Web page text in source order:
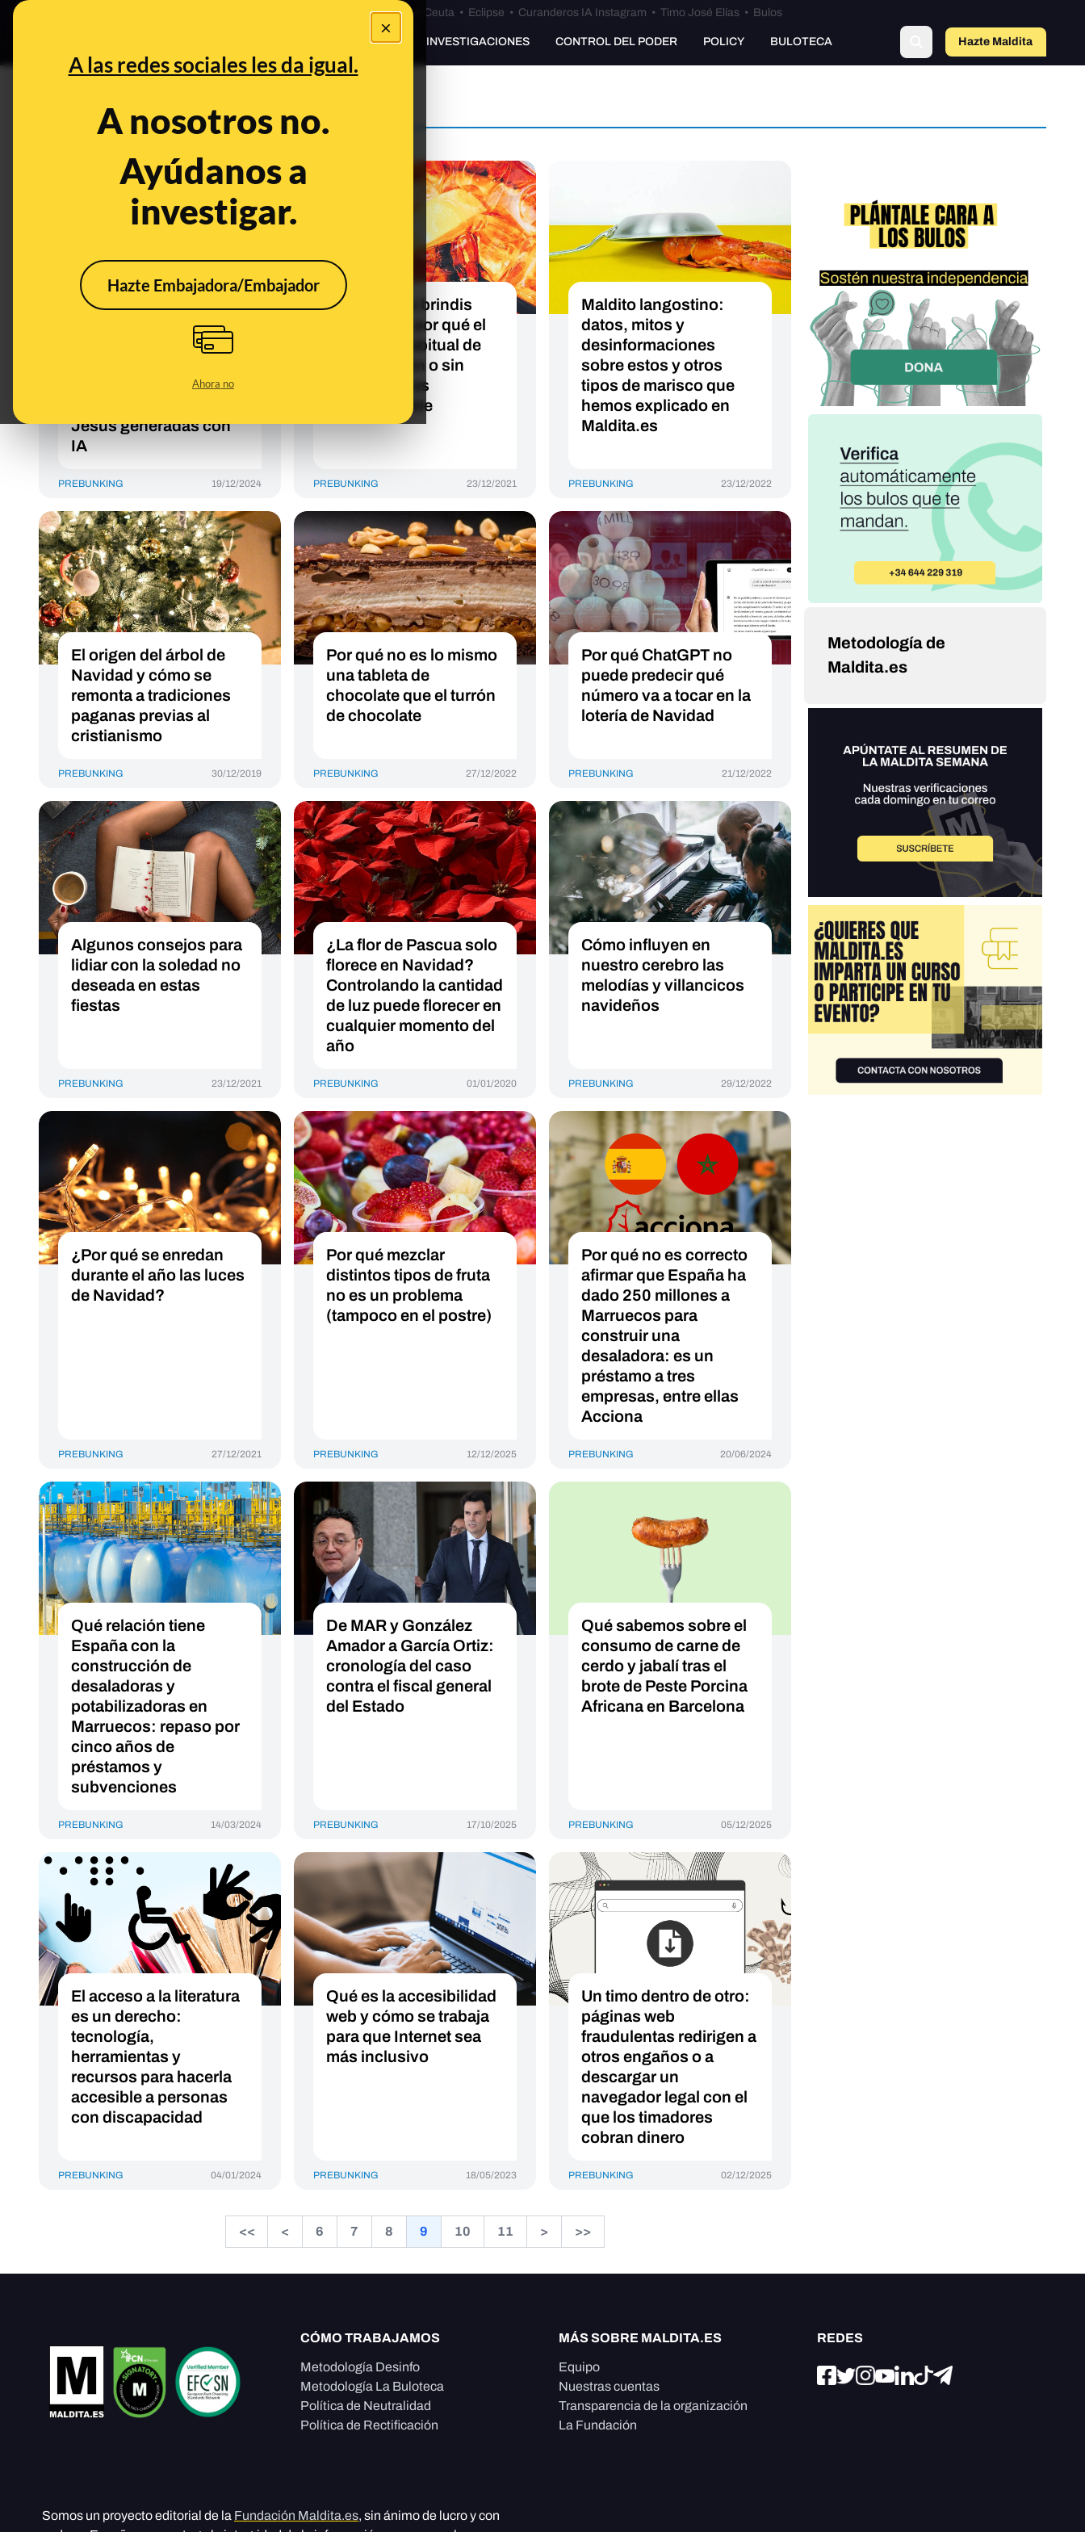
×
A las redes sociales les da igual.
A nosotros no.
Ayúdanos a
investigar.
Hazte Embajadora/Embajador
Ahora no
Especial Ceuta•Bulos Ceuta • Eclipse • Curanderos IA Instagram • Timo José Elías • Bulos
PREBUNKING INVESTIGACIONES CONTROL DEL PODER POLICY BULOTECA Hazte Maldito
a
Prebunking
¿Un Jesucristo hecho
de gambas, abejas o
tortilla francesa? Por
Jesús generadas con
IA
PREBUNKING 19/12/2024
Antes de los brindis
navideños: por qué el
consumo habitual de
cócteles, con o sin
alcohol, no es
recomendable
PREBUNKING 23/12/2021
Maldito langostino:
datos, mitos y
desinformaciones
sobre estos y otros
tipos de marisco que
hemos explicado en
Maldita.es
PREBUNKING 23/12/2022
El origen del árbol de
Navidad y cómo se
remonta a tradiciones
paganas previas al
cristianismo
PREBUNKING 30/12/2019
Por qué no es lo mismo
una tableta de
chocolate que el turrón
de chocolate
PREBUNKING 27/12/2022
Por qué ChatGPT no
puede predecir qué
número va a tocar en la
lotería de Navidad
PREBUNKING 21/12/2022
Algunos consejos para
lidiar con la soledad no
deseada en estas
fiestas
PREBUNKING 23/12/2021
¿La flor de Pascua solo
florece en Navidad?
Controlando la cantidad
de luz puede florecer en
cualquier momento del
año
PREBUNKING 01/01/2020
Cómo influyen en
nuestro cerebro las
melodías y villancicos
navideños
PREBUNKING 29/12/2022
¿Por qué se enredan
durante el año las luces
de Navidad?
PREBUNKING 27/12/2021
Por qué mezclar
distintos tipos de fruta
no es un problema
(tampoco en el postre)
PREBUNKING 12/12/2025
Por qué no es correcto
afirmar que España ha
dado 250 millones a
Marruecos para
construir una
desaladora: es un
préstamo a tres
empresas, entre ellas
Acciona
PREBUNKING 20/06/2024
Qué relación tiene
España con la
construcción de
desaladoras y
potabilizadoras en
Marruecos: repaso por
cinco años de
préstamos y
subvenciones
PREBUNKING 14/03/2024
De MAR y González
Amador a García Ortiz:
cronología del caso
contra el fiscal general
del Estado
PREBUNKING 17/10/2025
Qué sabemos sobre el
consumo de carne de
cerdo y jabalí tras el
brote de Peste Porcina
Africana en Barcelona
PREBUNKING 05/12/2025
El acceso a la literatura
es un derecho:
tecnología,
herramientas y
recursos para hacerla
accesible a personas
con discapacidad
PREBUNKING 04/01/2024
Qué es la accesibilidad
web y cómo se trabaja
para que Internet sea
más inclusivo
PREBUNKING 18/05/2023
Un timo dentro de otro:
páginas web
fraudulentas redirigen a
otros engaños o a
descargar un
navegador legal con el
que los timadores
cobran dinero
PREBUNKING 02/12/2025
<< < 6 7 8 9 10 11 > >>
Metodología de
Maldita.es
CÓMO TRABAJAMOS
Metodología Desinfo
Metodología La Buloteca
Política de Neutralidad
Política de Rectificación
MÁS SOBRE MALDITA.ES
Equipo
Nuestras cuentas
Transparencia de la organización
La Fundación
REDES
Somos un proyecto editorial de la Fundación Maldita.es, sin ánimo de lucro y con